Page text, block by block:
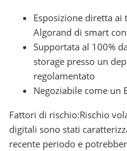
Esposizione diretta
Algorand di smart
Supportata al 100%
storage presso un
regolamentato
Negoziabile come un
Fattori di rischio:Rischio
digitali sono stati
recente periodo e